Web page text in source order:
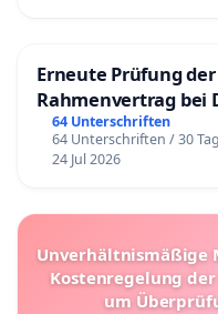
Erneute Prüfung
Rahmenvertrag bei
64 Unterschriften
64 Unterschriften / 30
24 Jul 2026
Unverhältnismäßige
Kostenregelung
um